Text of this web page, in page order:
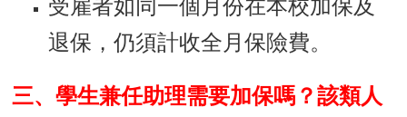
English
受雇者如同一個月份在本校加保及
退保，仍須計收全月保險費。
三、學生兼任助理需要加保嗎？該類人